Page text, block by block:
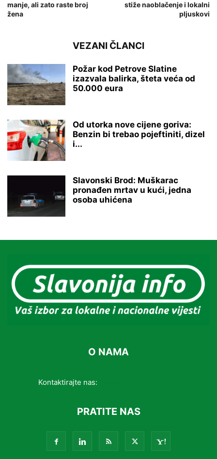
manje, ali zato raste broj
žena
stiže naoblačenje i lokalni
pljuskovi
VEZANI ČLANCI
Požar kod Petrove Slatine
izazvala balirka, šteta veća od
50.000 eura
Od utorka nove cijene goriva:
Benzin bi trebao pojeftiniti, dizel
i...
Slavonski Brod: Muškarac
pronađen mrtav u kući, jedna
osoba uhićena
O NAMA
Kontaktirajte nas:
PRATITE NAS